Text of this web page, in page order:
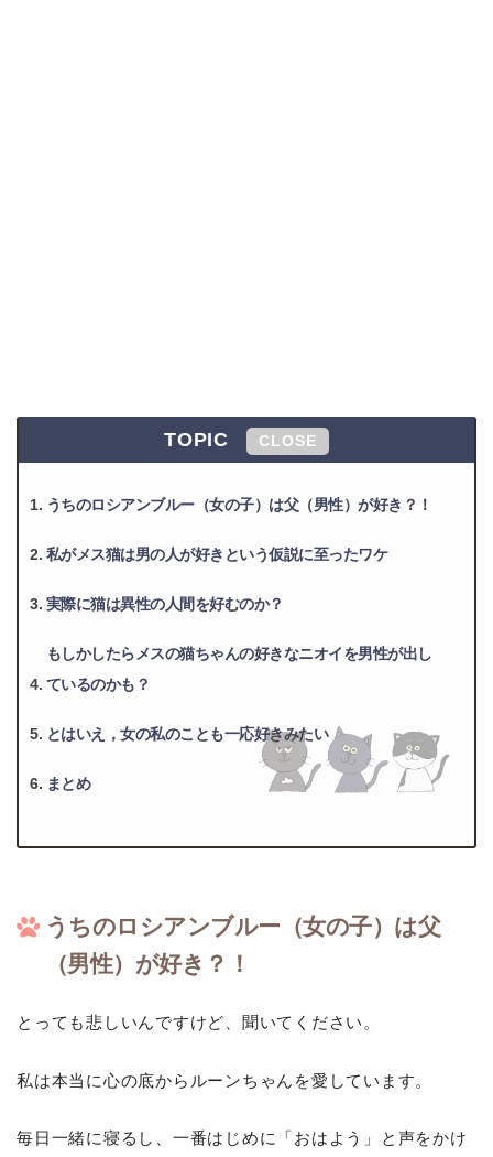
TOPIC CLOSE
うちのロシアンブルー（女の子）は父（男性）が好き？！
私がメス猫は男の人が好きという仮説に至ったワケ
実際に猫は異性の人間を好むのか？
もしかしたらメスの猫ちゃんの好きなニオイを男性が出し
ているのかも？
とはいえ，女の私のことも一応好きみたい
まとめ
うちのロシアンブルー（女の子）は父
（男性）が好き？！
とっても悲しいんですけど、聞いてください。
私は本当に心の底からルーンちゃんを愛しています。
毎日一緒に寝るし、一番はじめに「おはよう」と声をかけ